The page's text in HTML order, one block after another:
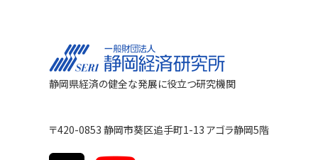
静岡県経済の健全な発展に役立つ研究機関
〒420-0853 静岡市葵区追手町1-13 アゴラ静岡5階